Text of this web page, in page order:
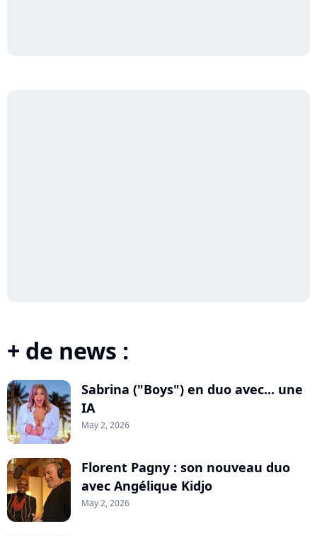
+ de news :
Sabrina ("Boys") en duo avec... une
IA
May 2, 2026
Florent Pagny : son nouveau duo
avec Angélique Kidjo
May 2, 2026